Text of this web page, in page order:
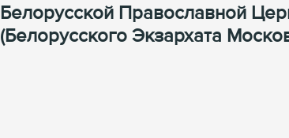
Белорусской Православной
(Белорусского Экзархата